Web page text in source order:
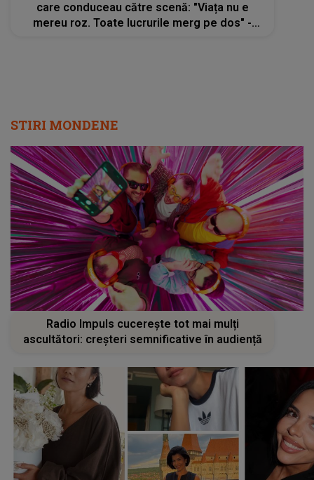
care conduceau către scenă: "Viața nu e
mereu roz. Toate lucrurile merg pe dos" -
STIRI MONDENE
Radio Impuls cucerește tot mai mulți
ascultători: creșteri semnificative în audiență